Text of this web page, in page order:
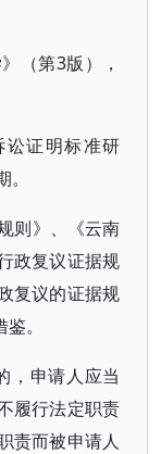
（第3版），
证明标准研
则》、《云南
政复议证据规
复议的证据规
。
，申请人应当
履行法定职责
责而被申请人